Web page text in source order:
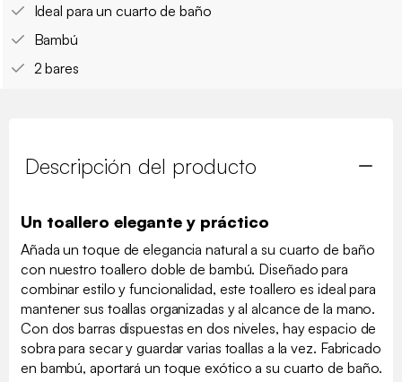
Ideal para un cuarto de baño
Bambú
2 bares
Descripción del producto
Un toallero elegante y práctico
Añada un toque de elegancia natural a su cuarto de baño
con nuestro toallero doble de bambú. Diseñado para
combinar estilo y funcionalidad, este toallero es ideal para
mantener sus toallas organizadas y al alcance de la mano.
Con dos barras dispuestas en dos niveles, hay espacio de
sobra para secar y guardar varias toallas a la vez. Fabricado
en bambú, aportará un toque exótico a su cuarto de baño.